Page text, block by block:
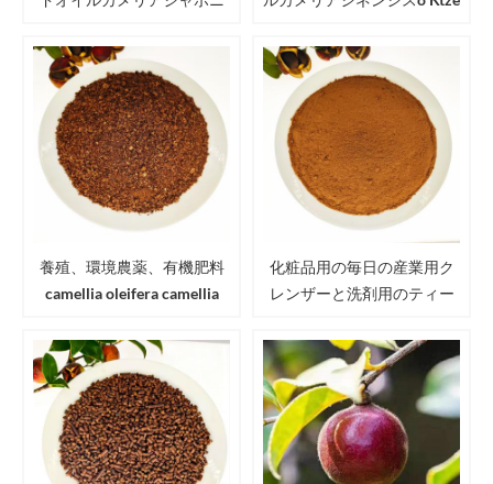
ル
養殖、環境農薬、有機肥料
camellia oleifera camellia
ール/カメリアシードミール
化粧品用の毎日の産業用ク
レンザーと洗剤用のティー